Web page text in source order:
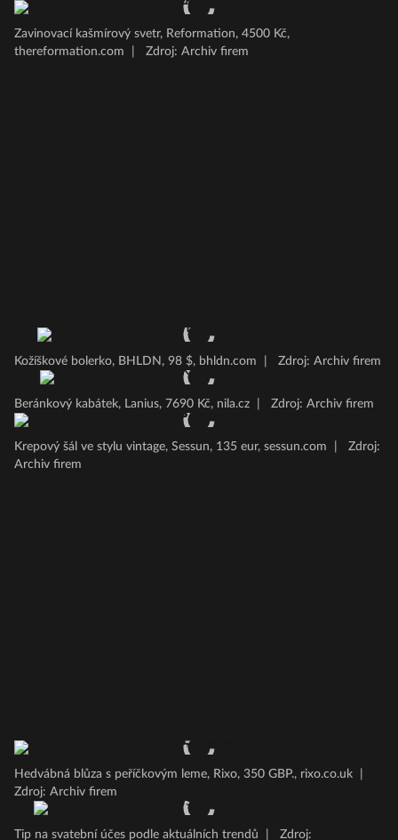
Zavinovací kašmírový svetr, Reformation, 4500 Kč,
thereformation.com
Zdroj: Archiv firem
Kožíškové bolerko, BHLDN, 98 $, bhldn.com Zdroj: Archiv firem
Beránkový kabátek, Lanius, 7690 Kč, nila.cz Zdroj: Archiv firem
Krepový šál ve stylu vintage, Sessun, 135 eur, sessun.com
Zdroj:
Archiv firem
Hedvábná blůza s peříčkovým leme, Rixo, 350 GBP., rixo.co.uk
Zdroj: Archiv firem
Tip na svatební účes podle aktuálních trendů Zdroj: